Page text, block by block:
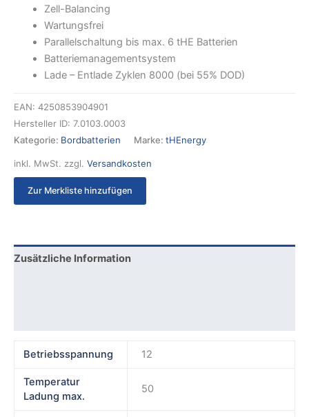
Zell-Balancing
Wartungsfrei
Parallelschaltung bis max. 6 tHE Batterien
Batteriemanagementsystem
Lade – Entlade Zyklen 8000 (bei 55% DOD)
EAN: 4250853904901
Hersteller ID: 7.0103.0003
Kategorie: Bordbatterien Marke: tHEnergy
inkl. MwSt. zzgl. Versandkosten
Zur Merkliste hinzufügen
Zusätzliche Information
Betriebsspannung 12
Temperatur
Ladung max.
50